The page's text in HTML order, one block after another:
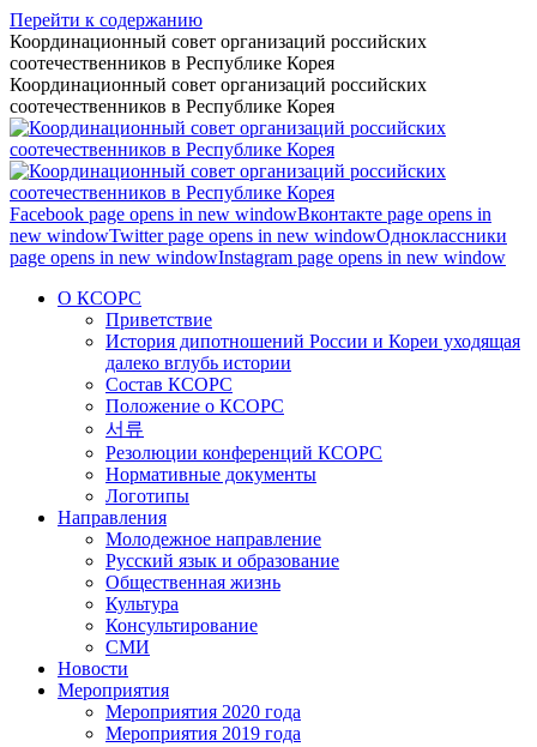
Перейти к содержанию
Координационный совет организаций российских
соотечественников в Республике Корея
Координационный совет организаций российских
соотечественников в Республике Корея
Facebook page opens in new windowВконтакте page opens in
new windowTwitter page opens in new windowОдноклассники
page opens in new windowInstagram page opens in new window
О КСОРС
Приветствие
История дипотношений России и Кореи уходящая
далеко вглубь истории
Состав КСОРС
Положение о КСОРС
서류
Резолюции конференций КСОРС
Нормативные документы
Логотипы
Направления
Молодежное направление
Русский язык и образование
Общественная жизнь
Культура
Консультирование
СМИ
Новости
Мероприятия
Мероприятия 2020 года
Мероприятия 2019 года